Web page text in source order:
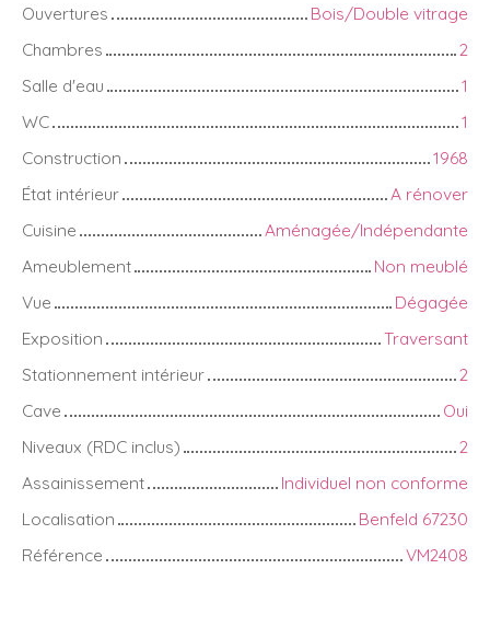
Ouvertures
Bois/Double vitrage
Chambres
2
Salle d'eau
1
WC
1
Construction
1968
État intérieur
A rénover
Cuisine
Aménagée/Indépendante
Ameublement
Non meublé
Vue
Dégagée
Exposition
Traversant
Stationnement intérieur
2
Cave
Oui
Niveaux (RDC inclus)
2
Assainissement
Individuel non conforme
Localisation
Benfeld 67230
Référence
VM2408